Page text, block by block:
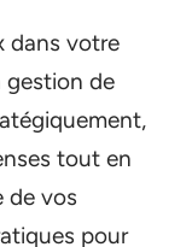
dans votre
gestion de
tout en
de vos
pour